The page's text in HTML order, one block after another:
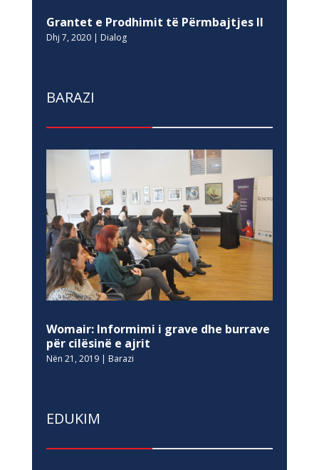
Grantet e Prodhimit të Përmbajtjes II
Dhj 7, 2020| Dialog
BARAZI
Womair: Informimi i grave dhe burrave
për cilësinë e ajrit
Nën 21, 2019| Barazi
EDUKIM